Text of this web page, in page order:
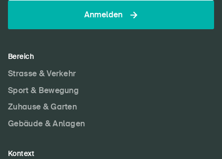
Anmelden
Bereich
Strasse & Verkehr
Sport & Bewegung
Zuhause & Garten
Gebäude & Anlagen
Kontext